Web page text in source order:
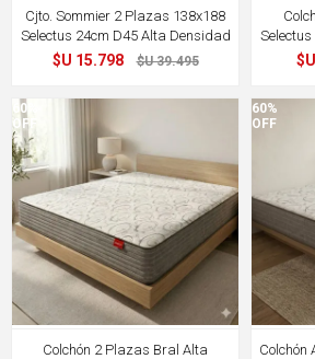
Cjto. Sommier 2 Plazas 138x188
Selectus 24cm D45 Alta Densidad
$U 15.798 $U 39.495
60%
OFF
Colchón 2 Plazas Bral Alta
60%
OFF
Colchón